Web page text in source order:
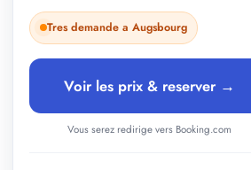
Tres demande a Augsbourg
Voir les prix & reserver →
Vous serez redirige vers Booking.com